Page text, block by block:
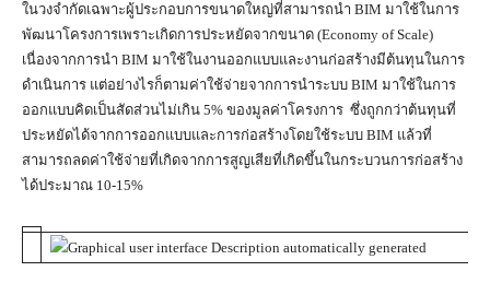
ในวงจำกัดเฉพาะผู้ประกอบการขนาดใหญ่ที่สามารถนำ BIM มาใช้ในการ
พัฒนาโครงการเพราะเกิดการประหยัดจากขนาด (Economy of Scale)
เนื่องจากการนำ BIM มาใช้ในงานออกแบบและงานก่อสร้างมีต้นทุนในการ
ดำเนินการ แต่อย่างไรก็ตามค่าใช้จ่ายจากการนำระบบ BIM มาใช้ในการ
ออกแบบคิดเป็นสัดส่วนไม่เกิน 5% ของมูลค่าโครงการ ซึ่งถูกกว่าต้นทุนที่
ประหยัดได้จากการออกแบบและการก่อสร้างโดยใช้ระบบ BIM แล้วที่
สามารถลดค่าใช้จ่ายที่เกิดจากการสูญเสียที่เกิดขึ้นในกระบวนการก่อสร้าง
ได้ประมาณ 10-15%